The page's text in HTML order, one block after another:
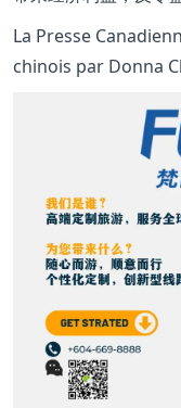
La Presse
chinois par Donna